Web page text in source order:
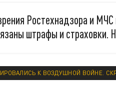
Ростехнадзора и МЧС
штрафы и страховки.
К ВОЗДУШНОЙ ВОЙНЕ.